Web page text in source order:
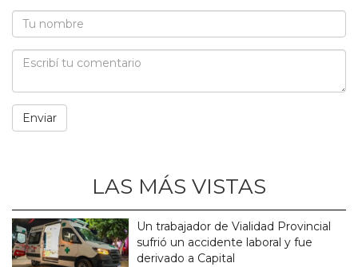
LAS MÁS VISTAS
Un trabajador de Vialidad Provincial
sufrió un accidente laboral y fue
derivado a Capital